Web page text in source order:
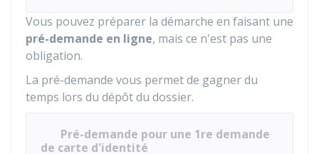
Vous pouvez préparer la démarche en faisant une
pré-demande en ligne, mais ce n'est pas une
obligation.
La pré-demande vous permet de gagner du
temps lors du dépôt du dossier.
Pré-demande pour une 1re demande
de carte d'identité